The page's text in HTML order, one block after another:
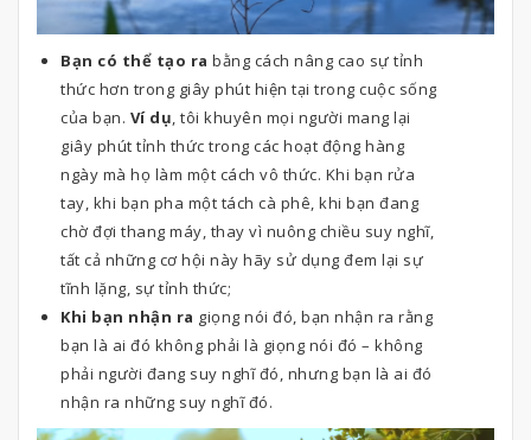
Bạn có thể tạo ra bằng cách nâng cao sự tỉnh
thức hơn trong giây phút hiện tại trong cuộc sống
của bạn. Ví dụ, tôi khuyên mọi người mang lại
giây phút tỉnh thức trong các hoạt động hàng
ngày mà họ làm một cách vô thức. Khi bạn rửa
tay, khi bạn pha một tách cà phê, khi bạn đang
chờ đợi thang máy, thay vì nuông chiều suy nghĩ,
tất cả những cơ hội này hãy sử dụng đem lại sự
tĩnh lặng, sự tỉnh thức;
Khi bạn nhận ra giọng nói đó, bạn nhận ra rằng
bạn là ai đó không phải là giọng nói đó – không
phải người đang suy nghĩ đó, nhưng bạn là ai đó
nhận ra những suy nghĩ đó.